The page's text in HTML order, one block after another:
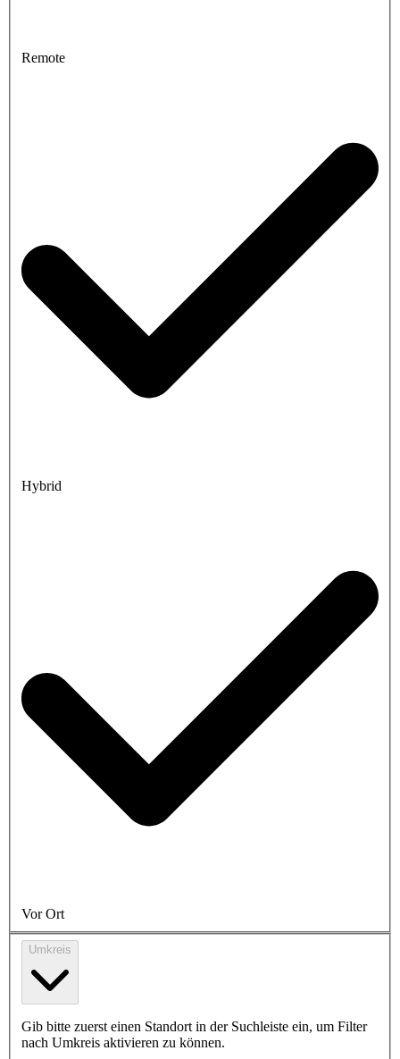
Remote
Hybrid
Vor Ort
Umkreis
Gib bitte zuerst einen Standort in der Suchleiste ein, um Filter
nach Umkreis aktivieren zu können.